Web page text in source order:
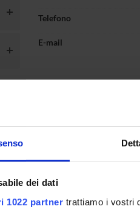
dei dati
1022 partner trattiamo i vostri
Telefono
E-mail
ORARIO DI
mercoledì, Ore 9.00 -
Il ricevimento di